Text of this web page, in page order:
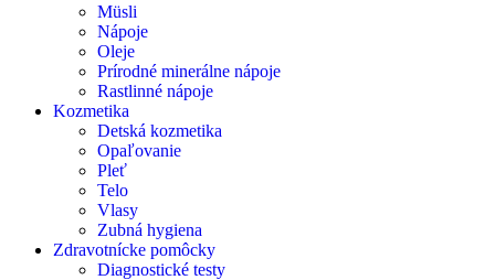
Müsli
Nápoje
Oleje
Prírodné minerálne nápoje
Rastlinné nápoje
Kozmetika
Detská kozmetika
Opaľovanie
Pleť
Telo
Vlasy
Zubná hygiena
Zdravotnícke pomôcky
Diagnostické testy